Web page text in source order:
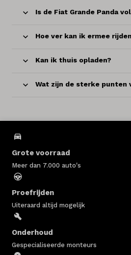
Is de Fiat Grande Panda
Hoe ver kan ik ermee
Kan ik thuis opladen?
Wat zijn de sterke punten
Grote voorraad
Meer dan 7.000 auto's
Proefrijden
Uiteraard altijd mogelijk
Onderhoud
Gespecialiseerde monteurs